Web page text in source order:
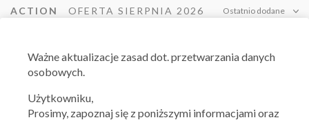
Ostatnio dodane
ACTION OFERTA SIERPNIA 2026
Ważne aktualizacje zasad dot. przetwarzania danych
osobowych.
Użytkowniku,
Prosimy, zapoznaj się z poniższymi informacjami oraz